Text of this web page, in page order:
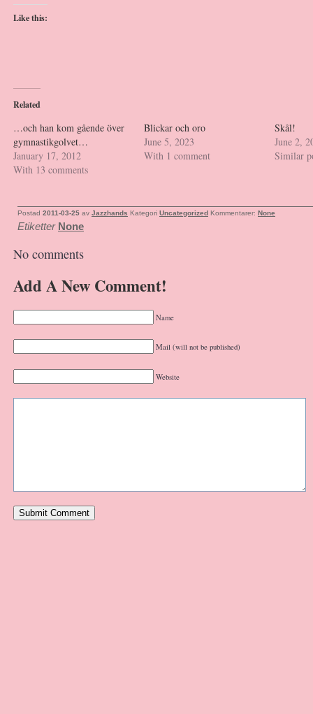
Like this:
Related
…och han kom gående över
gymnastikgolvet…
January 17, 2012
With 13 comments
Blickar och oro
June 5, 2023
With 1 comment
Skål!
June 2,
Similar
Postad 2011-03-25 av Jazzhands Kategori Uncategorized Kommentarer: None
Etiketter None
No comments
Add A New Comment!
Name
Mail (will not be published)
Website